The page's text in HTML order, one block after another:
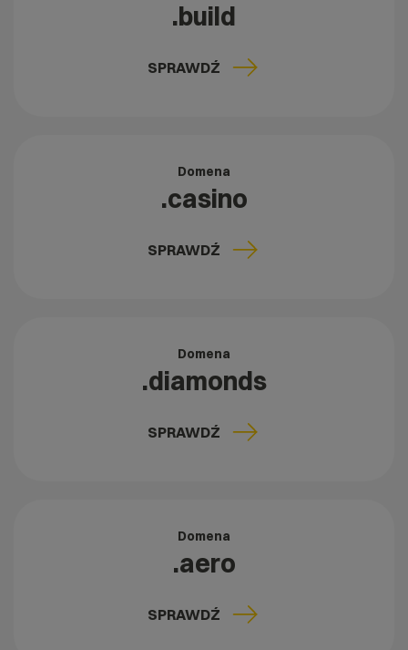
.build
SPRAWDŹ
Domena
.casino
SPRAWDŹ
Domena
.diamonds
SPRAWDŹ
Domena
.aero
SPRAWDŹ